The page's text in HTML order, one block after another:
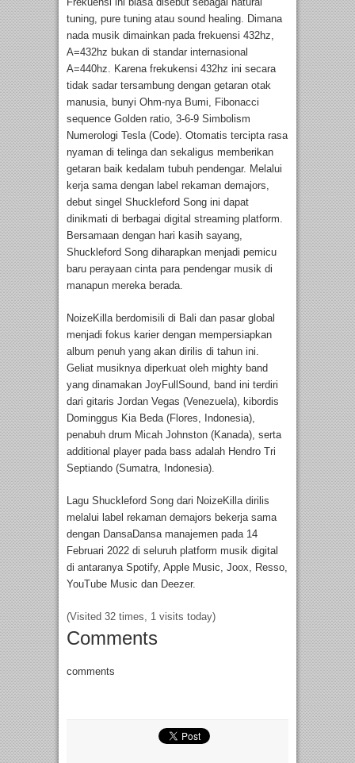
tuning, pure tuning atau sound healing. Dimana
nada musik dimainkan pada frekuensi 432hz,
A=432hz bukan di standar internasional
A=440hz. Karena frekukensi 432hz ini secara
tidak sadar tersambung dengan getaran otak
manusia, bunyi Ohm-nya Bumi, Fibonacci
sequence Golden ratio, 3-6-9 Simbolism
Numerologi Tesla (Code). Otomatis tercipta rasa
nyaman di telinga dan sekaligus memberikan
getaran baik kedalam tubuh pendengar. Melalui
kerja sama dengan label rekaman demajors,
debut singel Shuckleford Song ini dapat
dinikmati di berbagai digital streaming platform.
Bersamaan dengan hari kasih sayang,
Shuckleford Song diharapkan menjadi pemicu
baru perayaan cinta para pendengar musik di
manapun mereka berada.
NoizeKilla berdomisili di Bali dan pasar global
menjadi fokus karier dengan mempersiapkan
album penuh yang akan dirilis di tahun ini.
Geliat musiknya diperkuat oleh mighty band
yang dinamakan JoyFullSound, band ini terdiri
dari gitaris Jordan Vegas (Venezuela), kibordis
Dominggus Kia Beda (Flores, Indonesia),
penabuh drum Micah Johnston (Kanada), serta
additional player pada bass adalah Hendro Tri
Septiando (Sumatra, Indonesia).
Lagu Shuckleford Song dari NoizeKilla dirilis
melalui label rekaman demajors bekerja sama
dengan DansaDansa manajemen pada 14
Februari 2022 di seluruh platform musik digital
di antaranya Spotify, Apple Music, Joox, Resso,
YouTube Music dan Deezer.
(Visited 32 times, 1 visits today)
Comments
comments